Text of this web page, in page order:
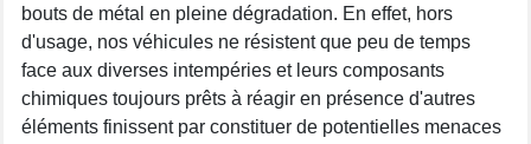
bouts de métal en pleine dégradation. En effet, hors
d'usage, nos véhicules ne résistent que peu de temps
face aux diverses intempéries et leurs composants
chimiques toujours prêts à réagir en présence d'autres
éléments finissent par constituer de potentielles menaces